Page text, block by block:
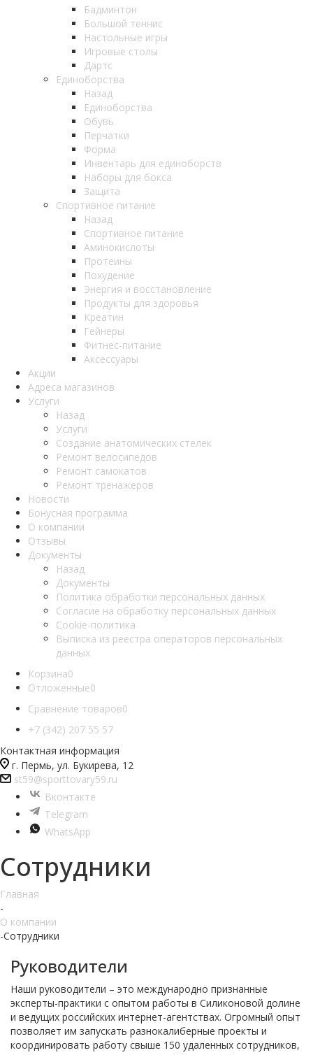
Бадминтон
Большой теннис
Настольные игры
Игровые столы
Дартс
Единоборства
Назад
Единоборства
Обувь
Перчатки
Форма
Инвентарь для единоборств
Наборы для бокса
Защита
Спортивное питание
Назад
Спортивное питание
Аминокислоты
Протеины
Похудение
Энергия и восстановление
Продукты для здоровья
Креатин
Гейнеры
Фитнес-питание
Аксессуары
Акции
Адреса магазинов
Услуги
Назад
Услуги
Создание анатомических стелек
Ремонт велосипедов
Ремонт самокатов
Ремонт тренажеров
Новости
Бонусная программа
О компании
Отзывы
Документы
Назад
Документы
Политика обработки персональных данных
Согласие на обработку персональных данных
Cookie-политика
Выписка из реестра операторов персональных
данных
Корзина0
Отложенные0
Сравнение товаров0
+7 (342) 207 55 57
Контактная информация
г. Пермь, ул. Букирева, 12
st59@sporttovary59.ru
Вконтакте
Telegram
WhatsApp
Сотрудники
Главная
-
О компании
-Сотрудники
Руководители
Наши руководители – это международно признанные
эксперты-практики с опытом работы в Силиконовой долине
и ведущих российских интернет-агентствах. Огромный опыт
позволяет им запускать разнокалиберные проекты и
координировать работу свыше 150 удаленных сотрудников,